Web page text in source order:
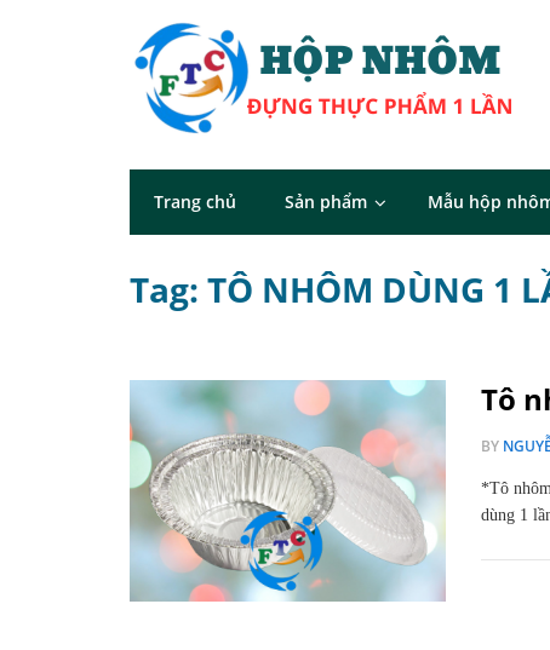
Trang chủ Sản phẩm Mẫu hộp
Tag: TÔ NHÔM DÙNG 1
Tô
BY
*Tô
dùng 1